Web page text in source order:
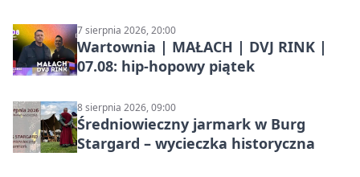
7 sierpnia 2026, 20:00
Wartownia | MAŁACH | DVJ RINK |
07.08: hip-hopowy piątek
8 sierpnia 2026, 09:00
Średniowieczny jarmark w Burg
Stargard – wycieczka historyczna